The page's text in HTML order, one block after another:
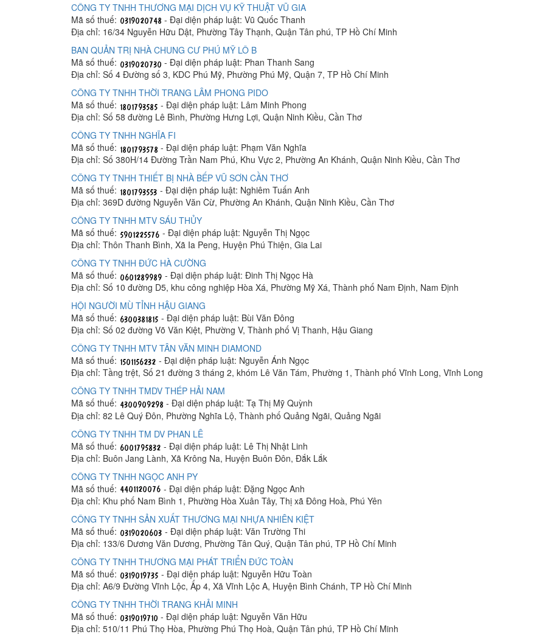
CÔNG TY TNHH THƯƠNG MẠI DỊCH VỤ KỸ THUẬT VŨ GIA
Mã số thuế:
- Đại diện pháp luật: Vũ Quốc Thanh
Địa chỉ: 16/34 Nguyễn Hữu Dật, Phường Tây Thạnh, Quận Tân phú, TP Hồ Chí Minh
BAN QUẢN TRỊ NHÀ CHUNG CƯ PHÚ MỸ LÔ B
Mã số thuế:
- Đại diện pháp luật: Phan Thanh Sang
Địa chỉ: Số 4 Đường số 3, KDC Phú Mỹ, Phường Phú Mỹ, Quận 7, TP Hồ Chí Minh
CÔNG TY TNHH THỜI TRANG LÂM PHONG PIDO
Mã số thuế:
- Đại diện pháp luật: Lâm Minh Phong
Địa chỉ: Số 58 đường Lê Bình, Phường Hưng Lợi, Quận Ninh Kiều, Cần Thơ
CÔNG TY TNHH NGHĨA FI
Mã số thuế:
- Đại diện pháp luật: Phạm Văn Nghĩa
Địa chỉ: Số 380H/14 Đường Trần Nam Phú, Khu Vực 2, Phường An Khánh, Quận Ninh Kiều, Cần Thơ
CÔNG TY TNHH THIẾT BỊ NHÀ BẾP VŨ SƠN CẦN THƠ
Mã số thuế:
- Đại diện pháp luật: Nghiêm Tuấn Anh
Địa chỉ: 369D đường Nguyễn Văn Cừ, Phường An Khánh, Quận Ninh Kiều, Cần Thơ
CÔNG TY TNHH MTV SÁU THỦY
Mã số thuế:
- Đại diện pháp luật: Nguyễn Thị Ngọc
Địa chỉ: Thôn Thanh Bình, Xã Ia Peng, Huyện Phú Thiện, Gia Lai
CÔNG TY TNHH ĐỨC HÀ CƯỜNG
Mã số thuế:
- Đại diện pháp luật: Đinh Thị Ngọc Hà
Địa chỉ: Số 10 đường D5, khu công nghiệp Hòa Xá, Phường Mỹ Xá, Thành phố Nam Định, Nam Định
HỘI NGƯỜI MÙ TỈNH HẬU GIANG
Mã số thuế:
- Đại diện pháp luật: Bùi Văn Đông
Địa chỉ: Số 02 đường Võ Văn Kiệt, Phường V, Thành phố Vị Thanh, Hậu Giang
CÔNG TY TNHH MTV TÂN VĂN MINH DIAMOND
Mã số thuế:
- Đại diện pháp luật: Nguyễn Ánh Ngọc
Địa chỉ: Tầng trệt, Số 21 đường 3 tháng 2, khóm Lê Văn Tám, Phường 1, Thành phố Vĩnh Long, Vĩnh Long
CÔNG TY TNHH TMDV THÉP HẢI NAM
Mã số thuế:
- Đại diện pháp luật: Tạ Thị Mỹ Quỳnh
Địa chỉ: 82 Lê Quý Đôn, Phường Nghĩa Lộ, Thành phố Quảng Ngãi, Quảng Ngãi
CÔNG TY TNHH TM DV PHAN LÊ
Mã số thuế:
- Đại diện pháp luật: Lê Thị Nhật Linh
Địa chỉ: Buôn Jang Lành, Xã Krông Na, Huyện Buôn Đôn, Đắk Lắk
CÔNG TY TNHH NGỌC ANH PY
Mã số thuế:
- Đại diện pháp luật: Đặng Ngọc Anh
Địa chỉ: Khu phố Nam Bình 1, Phường Hòa Xuân Tây, Thị xã Đông Hoà, Phú Yên
CÔNG TY TNHH SẢN XUẤT THƯƠNG MẠI NHỰA NHIÊN KIỆT
Mã số thuế:
- Đại diện pháp luật: Văn Trường Thi
Địa chỉ: 133/6 Dương Văn Dương, Phường Tân Quý, Quận Tân phú, TP Hồ Chí Minh
CÔNG TY TNHH THƯƠNG MẠI PHÁT TRIỂN ĐỨC TOÀN
Mã số thuế:
- Đại diện pháp luật: Nguyễn Hữu Toàn
Địa chỉ: A6/9 Đường Vĩnh Lộc, Ấp 4, Xã Vĩnh Lộc A, Huyện Bình Chánh, TP Hồ Chí Minh
CÔNG TY TNHH THỜI TRANG KHẢI MINH
Mã số thuế:
- Đại diện pháp luật: Nguyễn Văn Hữu
Địa chỉ: 510/11 Phú Thọ Hòa, Phường Phú Thọ Hoà, Quận Tân phú, TP Hồ Chí Minh